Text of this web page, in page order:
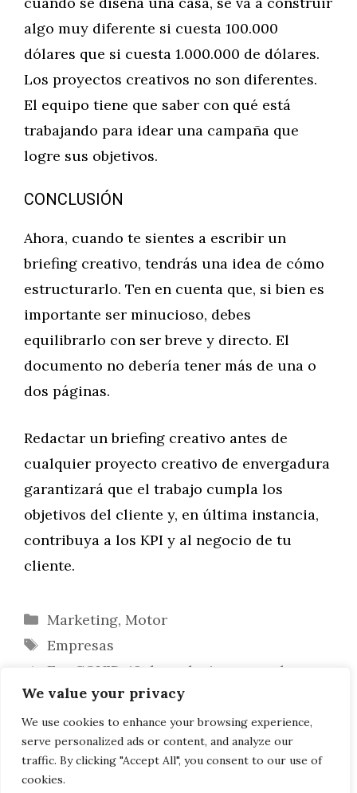
We value your privacy
We use cookies to enhance your browsing experience,
serve personalized ads or content, and analyze our
traffic. By clicking "Accept All", you consent to our use of
cookies.
algo muy diferente si cuesta 100.000
dólares que si cuesta 1.000.000 de dólares.
Los proyectos creativos no son diferentes.
El equipo tiene que saber con qué está
trabajando para idear una campaña que
logre sus objetivos.
CONCLUSIÓN
Ahora, cuando te sientes a escribir un
briefing creativo, tendrás una idea de cómo
estructurarlo. Ten en cuenta que, si bien es
importante ser minucioso, debes
equilibrarlo con ser breve y directo. El
documento no debería tener más de una o
dos páginas.
Redactar un briefing creativo antes de
cualquier proyecto creativo de envergadura
garantizará que el trabajo cumpla los
objetivos del cliente y, en última instancia,
contribuya a los KPI y al negocio de tu
cliente.
Categorías
Marketing, Motor
Etiquetas
Empresas
Era COVID-19: las relaciones con los
clientes
Cosas que hay que hacer y no hacer en
una entrevista de trabajo